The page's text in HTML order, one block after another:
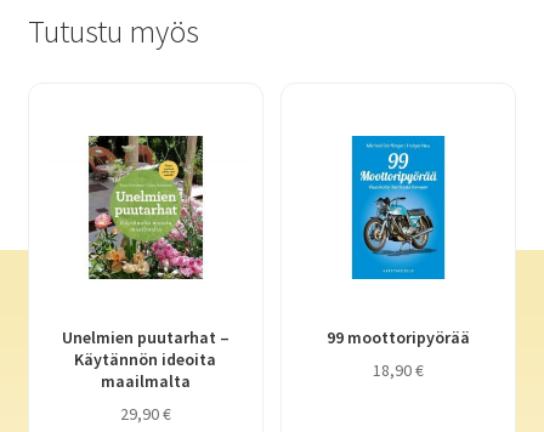
Tutustu myös
Unelmien puutarhat –
Käytännön ideoita
maailmalta
29,90€
99 moottoripyörää
18,90€